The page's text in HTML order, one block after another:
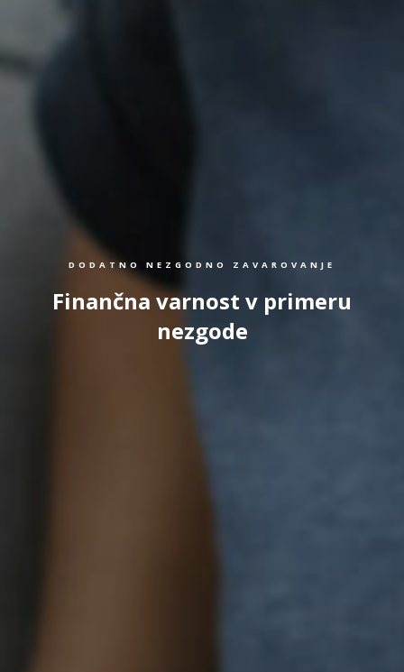
DODATNO NEZGODNO ZAVAROVANJE
Finančna varnost v primeru
nezgode